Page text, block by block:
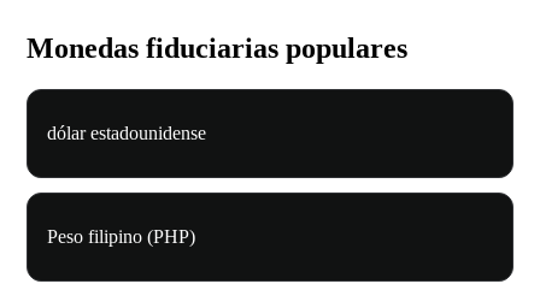
Monedas fiduciarias populares
dólar estadounidense
Peso filipino (PHP)